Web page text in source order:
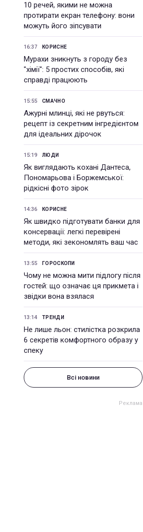
10 речей, якими не можна
протирати екран телефону: вони
можуть його зіпсувати
16:37 КОРИСНЕ
Мурахи зникнуть з городу без
"хімії": 5 простих способів, які
справді працюють
15:55 СМАЧНО
Ажурні млинці, які не рвуться:
рецепт із секретним інгредієнтом
для ідеальних дірочок
15:19 ЛЮДИ
Як виглядають кохані Дантеса,
Пономарьова і Боржемської:
рідкісні фото зірок
14:36 КОРИСНЕ
Як швидко підготувати банки для
консервації: легкі перевірені
методи, які зекономлять ваш час
13:55 ГОРОСКОПИ
Чому не можна мити підлогу після
гостей: що означає ця прикмета і
звідки вона взялася
13:14 ТРЕНДИ
Не лише льон: стилістка розкрила
6 секретів комфортного образу у
спеку
Всі новини